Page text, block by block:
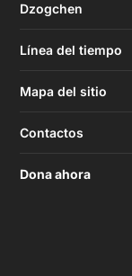
Dzogchen
Línea del tiempo
Mapa del sitio
Contactos
Dona ahora